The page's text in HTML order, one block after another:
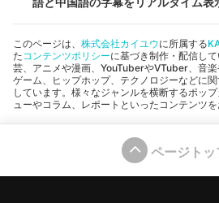
このページは、 株式会社カイユウに所属する
た コンテンツポリシーに基づき制作・配信し
芸、アニメや漫画、YouTuberやVTuber、音楽
ゲーム、ヒップホップ、テクノロジーなどに
しています。様々なジャンルを横断するポッ
ューやコラム、レポートといったコンテンツを
ページトッ